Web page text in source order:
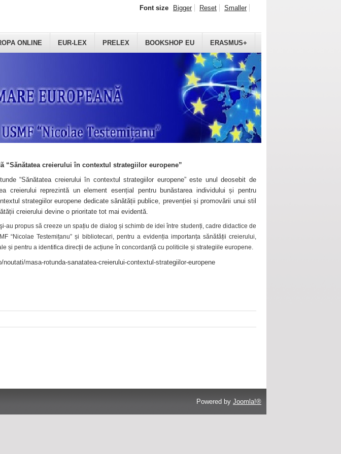
ONLINE EUR-LEX PRELEX BOOKSHOP EU ERASMUS+
Font size Bigger Reset Smaller
“Sănătatea creierului în contextul strategiilor europene”
“Sănătatea creierului în contextul strategiilor europene” este unul deosebit de
creierului reprezintă un element esențial pentru bunăstarea individului și pentru
strategiilor europene dedicate sănătății publice, prevenției și promovării unui stil
creierului devine o prioritate tot mai evidentă.
au propus să creeze un spațiu de dialog și schimb de idei între studenți, cadre didactice de
“Nicolae Testemițanu” și bibliotecari, pentru a evidenția importanța sănătății creierului,
și pentru a identifica direcții de acțiune în concordanță cu politicile și strategiile europene.
noutati/masa-rotunda-sanatatea-creierului-contextul-strategiilor-europene
Powered by Joomla!®